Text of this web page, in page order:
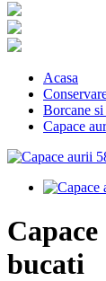
Acasa
Borcane
Capace
bucati